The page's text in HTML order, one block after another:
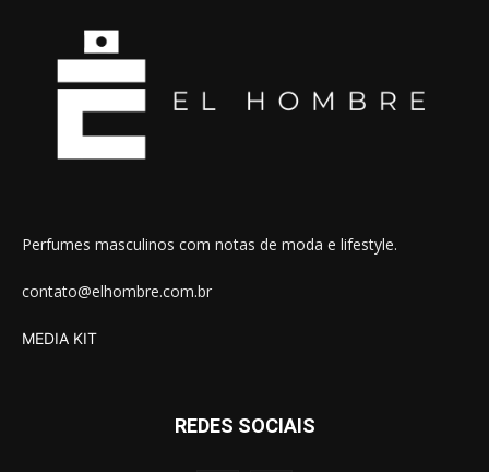
Perfumes masculinos com notas de moda e lifestyle.
contato@elhombre.com.br
MEDIA KIT
REDES SOCIAIS